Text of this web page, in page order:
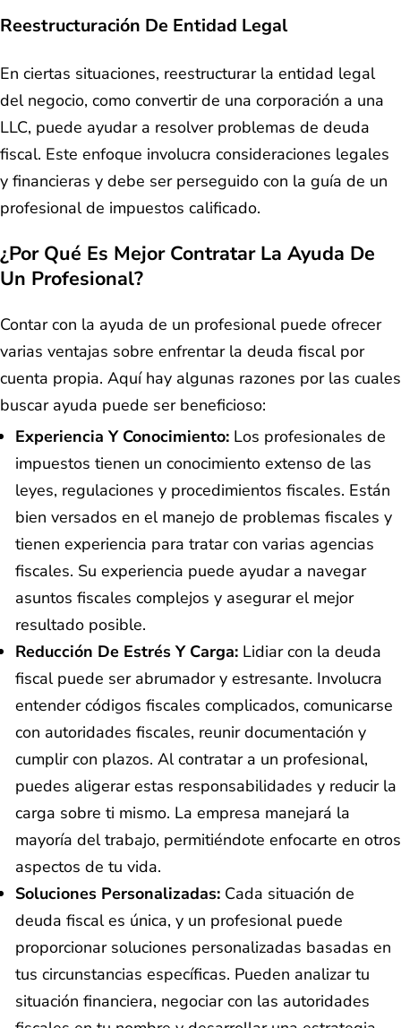
Reestructuración De Entidad Legal
En ciertas situaciones, reestructurar la entidad legal
del negocio, como convertir de una corporación a una
LLC, puede ayudar a resolver problemas de deuda
fiscal. Este enfoque involucra consideraciones legales
y financieras y debe ser perseguido con la guía de un
profesional de impuestos calificado.
¿Por Qué Es Mejor Contratar La Ayuda De
Un Profesional?
Contar con la ayuda de un profesional puede ofrecer
varias ventajas sobre enfrentar la deuda fiscal por
cuenta propia. Aquí hay algunas razones por las cuales
buscar ayuda puede ser beneficioso:
Experiencia Y Conocimiento: Los profesionales de
impuestos tienen un conocimiento extenso de las
leyes, regulaciones y procedimientos fiscales. Están
bien versados en el manejo de problemas fiscales y
tienen experiencia para tratar con varias agencias
fiscales. Su experiencia puede ayudar a navegar
asuntos fiscales complejos y asegurar el mejor
resultado posible.
Reducción De Estrés Y Carga: Lidiar con la deuda
fiscal puede ser abrumador y estresante. Involucra
entender códigos fiscales complicados, comunicarse
con autoridades fiscales, reunir documentación y
cumplir con plazos. Al contratar a un profesional,
puedes aligerar estas responsabilidades y reducir la
carga sobre ti mismo. La empresa manejará la
mayoría del trabajo, permitiéndote enfocarte en otros
aspectos de tu vida.
Soluciones Personalizadas: Cada situación de
deuda fiscal es única, y un profesional puede
proporcionar soluciones personalizadas basadas en
tus circunstancias específicas. Pueden analizar tu
situación financiera, negociar con las autoridades